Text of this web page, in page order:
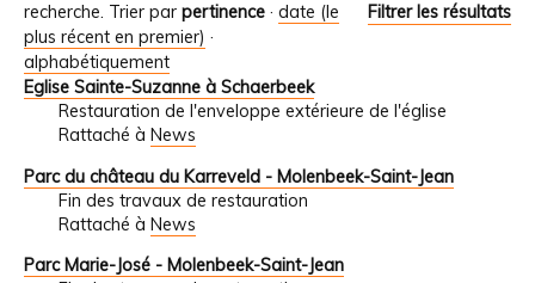
recherche.
Filtrer les résultats
Trier par pertinence · date (le
plus récent en premier) ·
alphabétiquement
Eglise Sainte-Suzanne à Schaerbeek
Restauration de l'enveloppe extérieure de l'église
Rattaché à News
Parc du château du Karreveld - Molenbeek-Saint-Jean
Fin des travaux de restauration
Rattaché à News
Parc Marie-José - Molenbeek-Saint-Jean